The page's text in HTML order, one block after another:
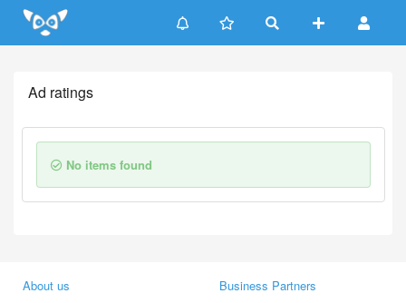
Update cookies preferences
Ad ratings
No items found
About us
Business Partners